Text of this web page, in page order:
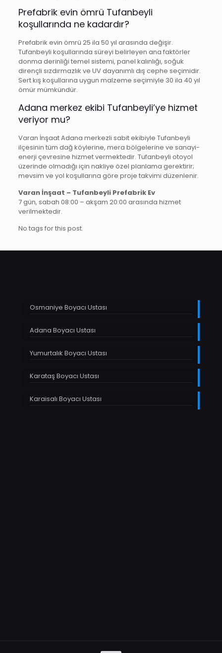
Prefabrik evin ömrü Tufanbeyli
koşullarında ne kadardır?
Prefabrik evin ömrü 25 ila 50 yıl arasında değişir.
Tufanbeyli koşullarında süreyi belirleyen ana faktörler
donma derinliği temel sistemi, panel kalınlığı, soğuk
dirençli sızdırmazlık ve UV dayanımlı dış cephe seçimidir.
Sert kış koşullarına uygun malzeme seçimiyle 30 ila 40 yıl
ömür mümkündür.
Adana merkez ekibi Tufanbeyli’ye hizmet
veriyor mu?
Varan İnşaat Adana merkezli sabit ekibiyle Tufanbeyli
ilçesinin tüm dağ köylerine, mera bölgelerine ve sanayi-
enerji çevresine hizmet vermektedir. Tufanbeyli otoyol
üzerinde olmadığı için nakliye özel planlama gerektirir;
mevsim ve yol koşullarına göre proje takvimi düzenlenir.
Varan İnşaat – Tufanbeyli Prefabrik Ev
7 gün, sabah 08:00 – akşam 20:00 arasında hizmet
verilmektedir.
No tags for this post.
Osmaniye Boyacı Ustası
Adana Boyacı Ustası
Yumurtalık Boyacı Ustası
Karataş Boyacı Ustası
Karaisalı Boyacı Ustası